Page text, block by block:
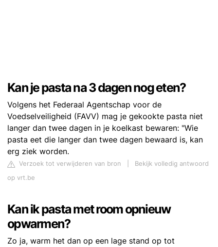
Kan je pasta na 3 dagen nog eten?
Volgens het Federaal Agentschap voor de
Voedselveiligheid (FAVV) mag je gekookte pasta niet
langer dan twee dagen in je koelkast bewaren: "Wie
pasta eet die langer dan twee dagen bewaard is, kan
erg ziek worden.
Verzoek tot verwijderen van bron
Bekijk volledig antwoord
op vrt.be
Kan ik pasta met room opnieuw
opwarmen?
Zo ja, warm het dan op een lage stand op tot